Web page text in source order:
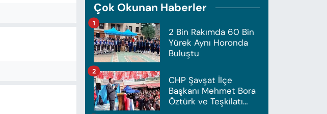
Çok Okunan Haberler
2 Bin Rakımda 60 Bin
Yürek Aynı Horonda
Buluştu
1
CHP Şavşat İlçe
Başkanı Mehmet Bora
Öztürk ve Teşkilatı
2